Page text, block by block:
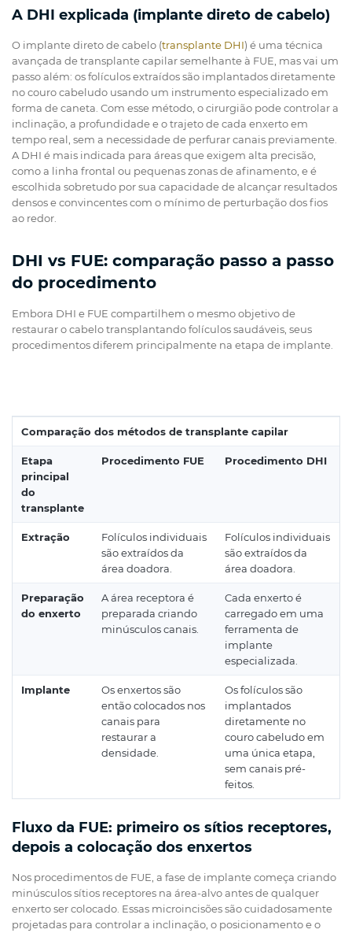
A DHI explicada (implante direto de cabelo)
O implante direto de cabelo (transplante DHI) é uma técnica
avançada de transplante capilar semelhante à FUE, mas vai um
passo além: os folículos extraídos são implantados diretamente
no couro cabeludo usando um instrumento especializado em
forma de caneta. Com esse método, o cirurgião pode controlar a
inclinação, a profundidade e o trajeto de cada enxerto em
tempo real, sem a necessidade de perfurar canais previamente.
A DHI é mais indicada para áreas que exigem alta precisão,
como a linha frontal ou pequenas zonas de afinamento, e é
escolhida sobretudo por sua capacidade de alcançar resultados
densos e convincentes com o mínimo de perturbação dos fios
ao redor.
DHI vs FUE: comparação passo a passo
do procedimento
Embora DHI e FUE compartilhem o mesmo objetivo de
restaurar o cabelo transplantando folículos saudáveis, seus
procedimentos diferem principalmente na etapa de implante.
Comparação dos métodos de transplante capilar
Etapa
principal
do
transplante
Procedimento FUE Procedimento DHI
Extração
Folículos individuais
são extraídos da
área doadora.
Folículos individuais
são extraídos da
área doadora.
Preparação
do enxerto
A área receptora é
preparada criando
minúsculos canais.
Cada enxerto é
carregado em uma
ferramenta de
implante
especializada.
Implante
Os enxertos são
então colocados nos
canais para
restaurar a
densidade.
Os folículos são
implantados
diretamente no
couro cabeludo em
uma única etapa,
sem canais pré-
feitos.
Fluxo da FUE: primeiro os sítios receptores,
depois a colocação dos enxertos
Nos procedimentos de FUE, a fase de implante começa criando
minúsculos sítios receptores na área-alvo antes de qualquer
enxerto ser colocado. Essas microincisões são cuidadosamente
projetadas para controlar a inclinação, o posicionamento e o